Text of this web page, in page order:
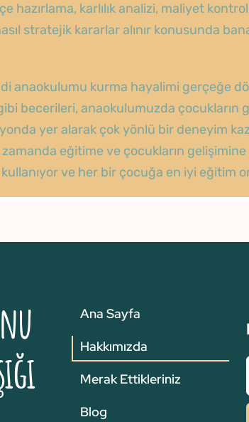
hazırlama, karlılık analizi, maliyet
stratejik kararlar alınır konusunda
anaokulumu kurma hayalimi gerçeğe
becerileri, anaokulumuzda çocukların
yer alarak çok yönlü bir deneyim
eğitime ve çocukların
ve her bir çocuğa en iyi eğitim
Ana Sayfa
Hakkımızda
Merak Ettikleriniz
Blog